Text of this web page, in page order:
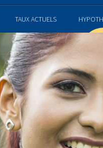
TAUX ACTUELS